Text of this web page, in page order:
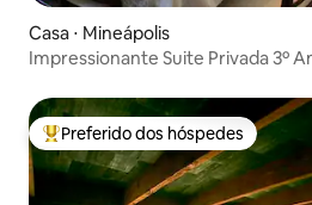
Casa ⋅ Mineápolis
Impressionante Suite Privada 3º
Entre os melhores preferidos dos
Preferido dos hóspedes